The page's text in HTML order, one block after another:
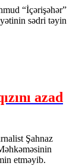
“İçərişəhər”
sədri təyin
azad
Şahnaz
etməyib.